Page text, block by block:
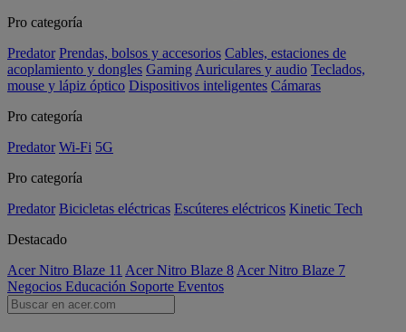
Pro categoría
Predator Prendas, bolsos y accesorios Cables, estaciones de
acoplamiento y dongles Gaming Auriculares y audio Teclados,
mouse y lápiz óptico Dispositivos inteligentes Cámaras
Pro categoría
Predator Wi-Fi 5G
Pro categoría
Predator Bicicletas eléctricas Escúteres eléctricos Kinetic Tech
Destacado
Acer Nitro Blaze 11 Acer Nitro Blaze 8 Acer Nitro Blaze 7
Negocios Educación Soporte Eventos